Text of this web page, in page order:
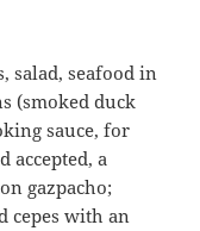
salad, seafood in
(smoked duck
sauce, for
accepted, a
gazpacho;
cepes with an